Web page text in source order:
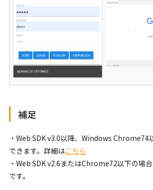
補足
・Web SDK v3.0以降、Windows Chrome74
できます。詳細はこちら
・Web SDK v2.6またはChrome72以下の場
です。